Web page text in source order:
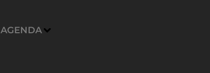
AGENDA